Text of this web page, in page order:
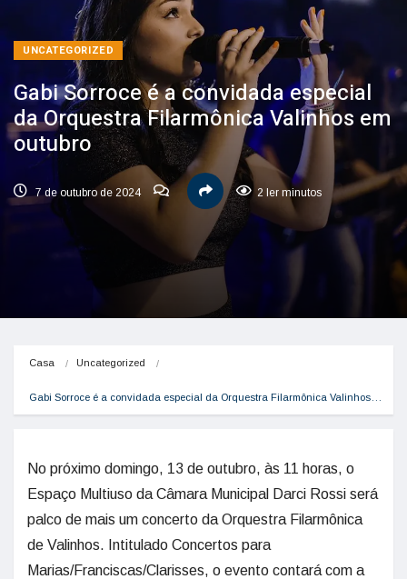
UNCATEGORIZED
Gabi Sorroce é a convidada especial
da Orquestra Filarmônica Valinhos em
outubro
7 de outubro de 2024 2 ler minutos
Casa Uncategorized
Gabi Sorroce é a convidada especial da Orquestra Filarmônica Valinhos…
No próximo domingo, 13 de outubro, às 11 horas, o
Espaço Multiuso da Câmara Municipal Darci Rossi será
palco de mais um concerto da Orquestra Filarmônica
de Valinhos. Intitulado Concertos para
Marias/Franciscas/Clarisses, o evento contará com a